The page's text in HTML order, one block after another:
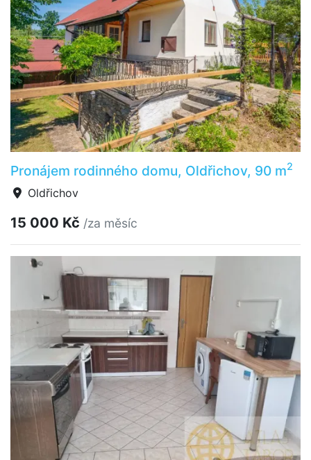
Pronájem rodinného domu, Oldřichov, 90 m2
Oldřichov
15 000 Kč /za měsíc